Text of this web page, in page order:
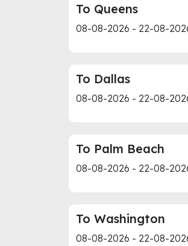
To Queens
08-08-2026 - 22-08-
To Dallas
08-08-2026 - 22-08-
To Palm Beach
08-08-2026 - 22-08-
To Washington
08-08-2026 - 22-08-